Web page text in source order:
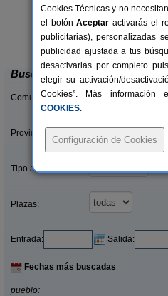
Casas Rurales
Formariz de Sayago
Buscar
Comunidades:
Provincias/Islas:
Tipo alquiler:
Plazas:
Entrada: Salida:
Fechas más buscadas
pueblo:
Cookies Técnicas y no
el botónAceptar activarás el
publicitarias), personalizadas
publicidad ajustada a tus
desactivarlas por completo
elegir su activación/
Cookies”. Más información
COOKIES.